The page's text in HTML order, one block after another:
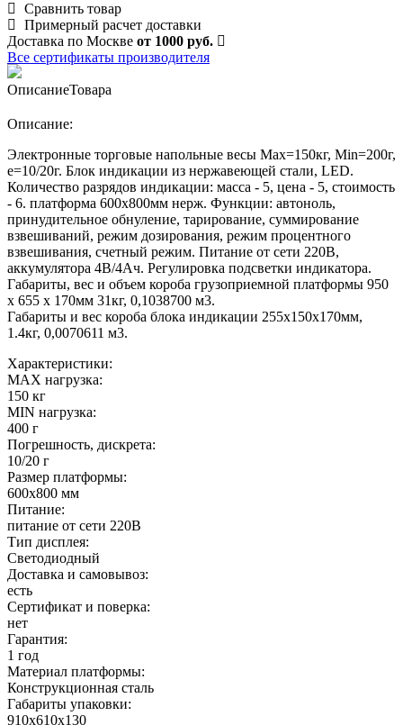
Сравнить товар
Примерный расчет доставки
Доставка по Москве от 1000 руб.
Все сертификаты производителя
ОписаниеТовара
Описание:
Электронные торговые напольные весы Мах=150кг, Min=200г,
e=10/20г. Блок индикации из нержавеющей стали, LED.
Количество разрядов индикации: масса - 5, цена - 5, стоимость
- 6. платформа 600х800мм нерж. Функции: автоноль,
принудительное обнуление, тарирование, суммирование
взвешиваний, режим дозирования, режим процентного
взвешивания, счетный режим. Питание от сети 220В,
аккумулятора 4В/4Ач. Регулировка подсветки индикатора.
Габариты, вес и объем короба грузоприемной платформы 950
х 655 х 170мм 31кг, 0,1038700 м3.
Габариты и вес короба блока индикации 255х150х170мм,
1.4кг, 0,0070611 м3.
Характеристики:
MAX нагрузка:
150 кг
MIN нагрузка:
400 г
Погрешность, дискрета:
10/20 г
Размер платформы:
600х800 мм
Питание:
питание от сети 220В
Тип дисплея:
Светодиодный
Доставка и самовывоз:
есть
Сертификат и поверка:
нет
Гарантия:
1 год
Материал платформы:
Конструкционная сталь
Габариты упаковки:
910х610х130